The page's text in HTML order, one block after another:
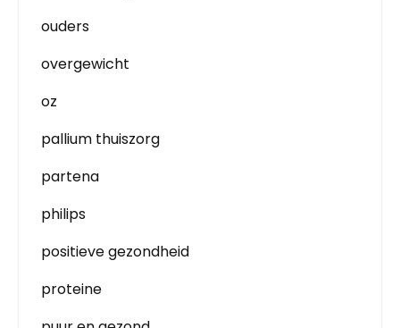
ouders
overgewicht
oz
pallium thuiszorg
partena
philips
positieve gezondheid
proteine